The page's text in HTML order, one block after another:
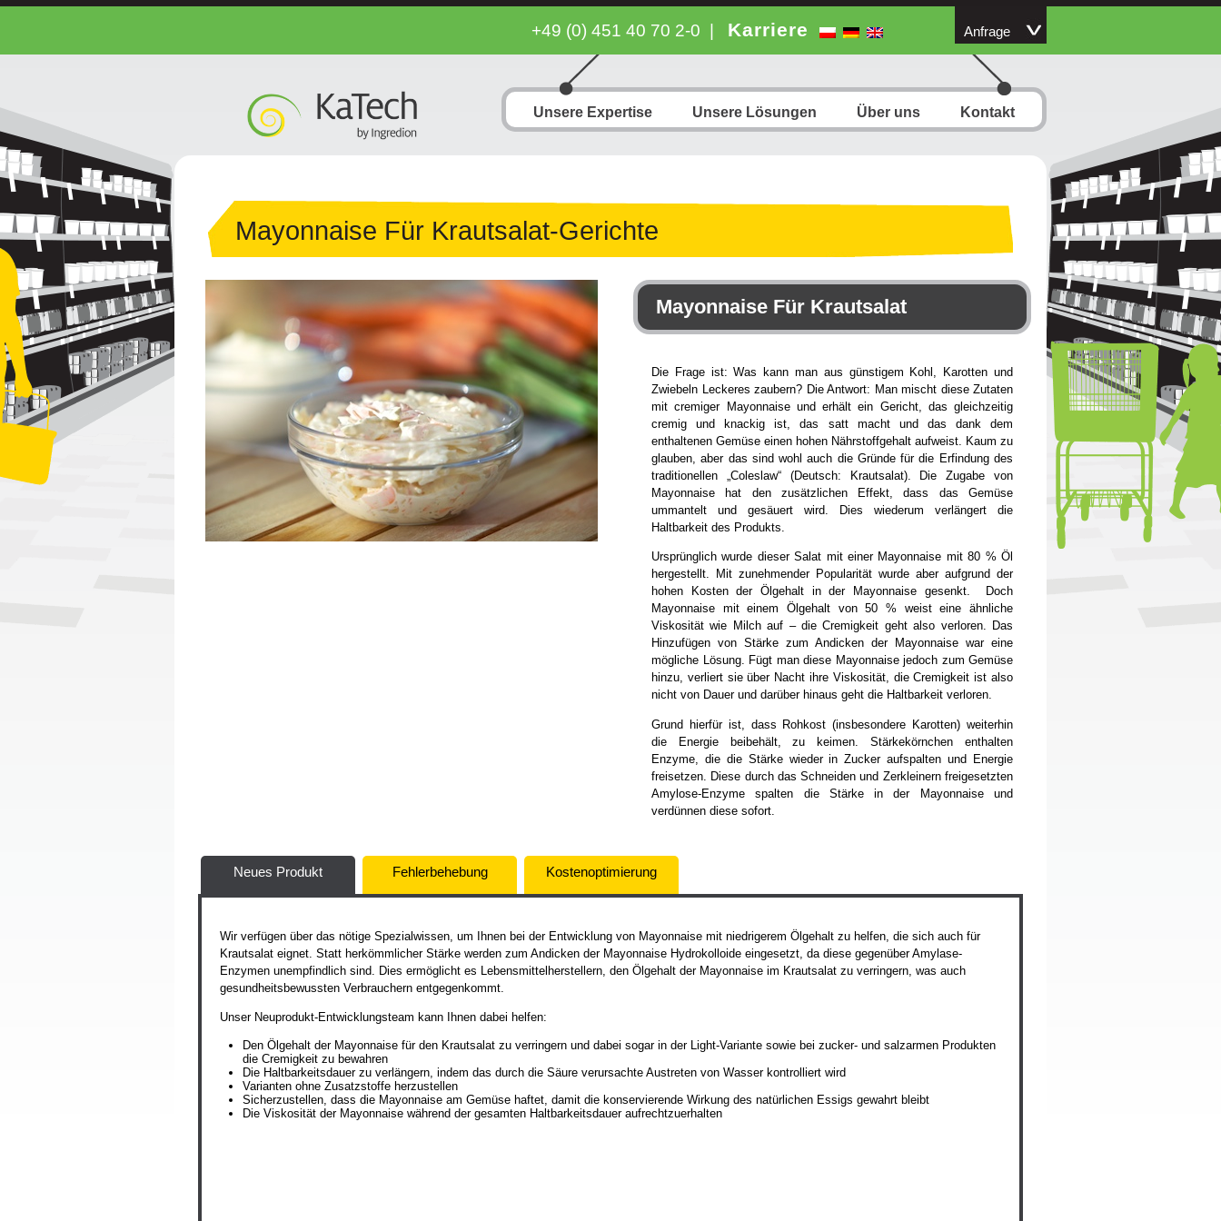
+49 (0) 451 40 70 2-0 Karriere Anfrage
Unsere Expertise Unsere Lösungen Über uns Kontakt
Mayonnaise Für Krautsalat-Gerichte
Mayonnaise Für Krautsalat
Die Frage ist: Was kann man aus günstigem Kohl, Karotten und
Zwiebeln Leckeres zaubern? Die Antwort: Man mischt diese Zutaten
mit cremiger Mayonnaise und erhält ein Gericht, das gleichzeitig
cremig und knackig ist, das satt macht und das dank dem
enthaltenen Gemüse einen hohen Nährstoffgehalt aufweist. Kaum zu
glauben, aber das sind wohl auch die Gründe für die Erfindung des
traditionellen „Coleslaw“ (Deutsch: Krautsalat). Die Zugabe von
Mayonnaise hat den zusätzlichen Effekt, dass das Gemüse
ummantelt und gesäuert wird. Dies wiederum verlängert die
Haltbarkeit des Produkts.
Ursprünglich wurde dieser Salat mit einer Mayonnaise mit 80 % Öl
hergestellt. Mit zunehmender Popularität wurde aber aufgrund der
hohen Kosten der Ölgehalt in der Mayonnaise gesenkt. Doch
Mayonnaise mit einem Ölgehalt von 50 % weist eine ähnliche
Viskosität wie Milch auf – die Cremigkeit geht also verloren. Das
Hinzufügen von Stärke zum Andicken der Mayonnaise war eine
mögliche Lösung. Fügt man diese Mayonnaise jedoch zum Gemüse
hinzu, verliert sie über Nacht ihre Viskosität, die Cremigkeit ist also
nicht von Dauer und darüber hinaus geht die Haltbarkeit verloren.
Grund hierfür ist, dass Rohkost (insbesondere Karotten) weiterhin
die Energie beibehält, zu keimen. Stärkekörnchen enthalten
Enzyme, die die Stärke wieder in Zucker aufspalten und Energie
freisetzen. Diese durch das Schneiden und Zerkleinern freigesetzten
Amylose-Enzyme spalten die Stärke in der Mayonnaise und
verdünnen diese sofort.
Neues Produkt Fehlerbehebung Kostenoptimierung
Wir verfügen über das nötige Spezialwissen, um Ihnen bei der Entwicklung von Mayonnaise mit niedrigerem Ölgehalt zu helfen, die sich auch für
Krautsalat eignet. Statt herkömmlicher Stärke werden zum Andicken der Mayonnaise Hydrokolloide eingesetzt, da diese gegenüber Amylase-
Enzymen unempfindlich sind. Dies ermöglicht es Lebensmittelherstellern, den Ölgehalt der Mayonnaise im Krautsalat zu verringern, was auch
gesundheitsbewussten Verbrauchern entgegenkommt.
Unser Neuprodukt-Entwicklungsteam kann Ihnen dabei helfen:
Den Ölgehalt der Mayonnaise für den Krautsalat zu verringern und dabei sogar in der Light-Variante sowie bei zucker- und salzarmen Produkten
die Cremigkeit zu bewahren
Die Haltbarkeitsdauer zu verlängern, indem das durch die Säure verursachte Austreten von Wasser kontrolliert wird
Varianten ohne Zusatzstoffe herzustellen
Sicherzustellen, dass die Mayonnaise am Gemüse haftet, damit die konservierende Wirkung des natürlichen Essigs gewahrt bleibt
Die Viskosität der Mayonnaise während der gesamten Haltbarkeitsdauer aufrechtzuerhalten